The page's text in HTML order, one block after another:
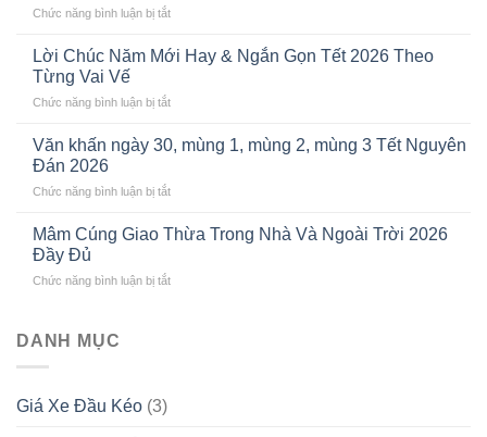
2026:
Nhật
Mới
Chức năng bình luận bị tắtở
X6000
“TRÌNH
CỘT
CHO
KHÚC
CAO
Lời Chúc Năm Mới Hay & Ngắn Gọn Tết 2026 Theo
Từng Vai Vế
Chức năng bình luận bị tắtở
Chúc
Năm
Hay
Ngắn
2026
Văn khấn ngày 30, mùng 1, mùng 2, mùng 3 Tết Nguyên
Đán 2026
Chức năng bình luận bị tắtở
khấn
mùng
Mâm Cúng Giao Thừa Trong Nhà Và Ngoài Trời 2026
Đầy Đủ
Chức năng bình luận bị tắtở
DANH MỤC
Giá Xe Đầu Kéo (3)